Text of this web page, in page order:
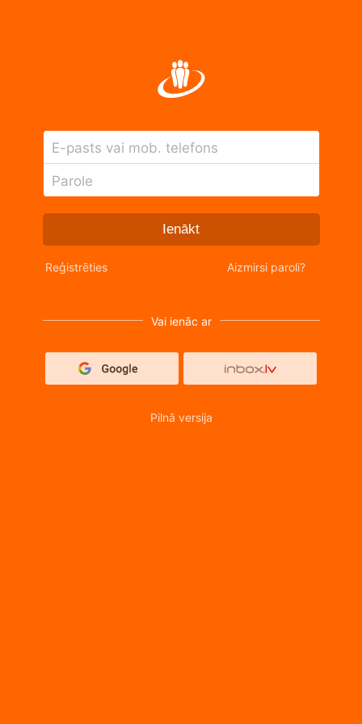
E-pasts vai mob. telefons
Parole
Ienākt
Reģistrēties Aizmirsi paroli?
Vai ienāc ar
Pilnā versija